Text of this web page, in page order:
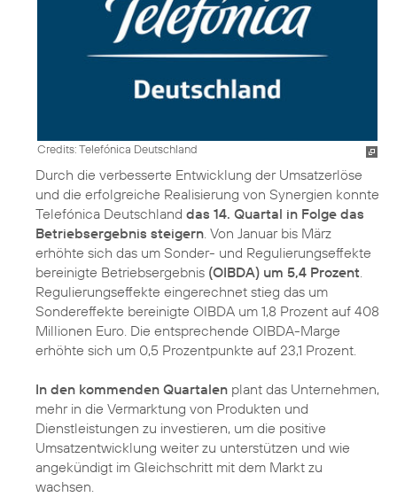
Credits: Telefónica Deutschland
Durch die verbesserte Entwicklung der Umsatzerlöse
und die erfolgreiche Realisierung von Synergien konnte
Telefónica Deutschland das 14. Quartal in Folge das
Betriebsergebnis steigern. Von Januar bis März
erhöhte sich das um Sonder- und Regulierungseffekte
bereinigte Betriebsergebnis (OIBDA) um 5,4 Prozent.
Regulierungseffekte eingerechnet stieg das um
Sondereffekte bereinigte OIBDA um 1,8 Prozent auf 408
Millionen Euro. Die entsprechende OIBDA-Marge
erhöhte sich um 0,5 Prozentpunkte auf 23,1 Prozent.
In den kommenden Quartalen plant das Unternehmen,
mehr in die Vermarktung von Produkten und
Dienstleistungen zu investieren, um die positive
Umsatzentwicklung weiter zu unterstützen und wie
angekündigt im Gleichschritt mit dem Markt zu
wachsen.